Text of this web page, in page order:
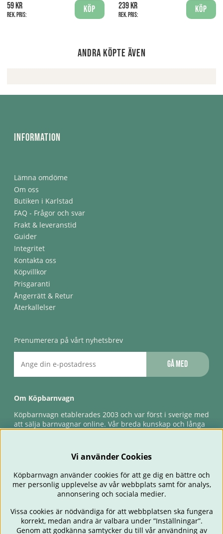
59 kr
Rek. pris:
Köp
239 kr
Rek. pris:
Köp
Andra köpte även
Information
Lämna omdöme
Om oss
Butiken i Karlstad
FAQ - Frågor och svar
Frakt & leveranstid
Guider
Integritet
Kontakta oss
Köpvillkor
Prisgaranti
Ångerrätt & Retur
Återkallelser
Prenumerera på vårt nyhetsbrev
Gå med
Om Köpbarnvagn
Köpbarnvagn etablerades 2003 och var först i sverige med
att sälja barnvagnar online. Vår breda kunskap och långa
förlossningsgaranti & förlängd ångerrätt.
Vi använder Cookies
Köpbarnvagn använder cookies för att ge dig en bättre och
mer personlig upplevelse av vår webbplats samt för analys,
annonsering och sociala medier.
Vissa cookies är nödvändiga för att webbplatsen ska fungera
korrekt, medan andra är valbara under ”Inställningar”.
Genom att godkänna samtycker du till vår användning av